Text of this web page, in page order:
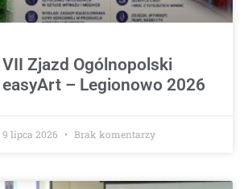
VII Zjazd Ogólnopolski
easyArt – Legionowo 2026
9 lipca 2026 Brak komentarzy